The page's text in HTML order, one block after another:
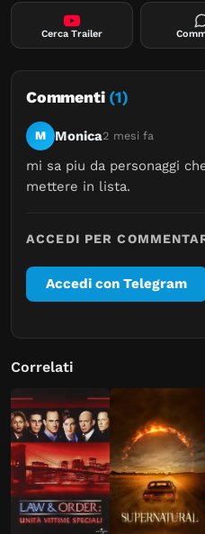
Cerca Trailer
Commenti (1)
M Monica2 mesi fa
mi sa piu da personaggi
mettere in lista.
ACCEDI PER
Accedi con Telegram
Correlati